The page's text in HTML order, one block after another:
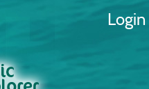
Login